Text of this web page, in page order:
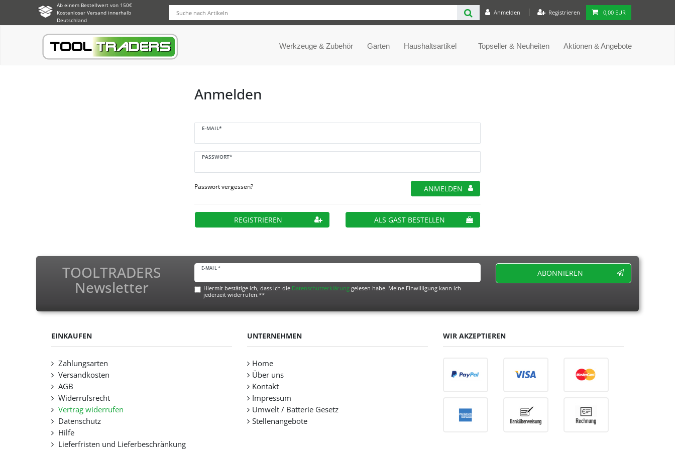
Anmelden Registrieren 0,00 EUR
Ab einem Bestellwert von 150€
Kostenloser Versand innerhalb
Deutschland
Werkzeuge & Zubehör Garten Haushaltsartikel Topseller & Neuheiten Aktionen & Angebote
Anmelden
E-MAIL*
PASSWORT*
Passwort vergessen? ANMELDEN
REGISTRIEREN ALS GAST BESTELLEN
TOOLTRADERS
Newsletter
E-MAIL *
Hiermit bestätige ich, dass ich die Daten­schutz­erklärunggelesen habe. Meine Einwilligung kann ich
jederzeit widerrufen.**
ABONNIEREN
EINKAUFEN
Zahlungsarten
Versandkosten
AGB
Widerrufsrecht
Vertrag widerrufen
Datenschutz
Hilfe
Lieferfristen und Lieferbeschränkung
UNTERNEHMEN
Home
Über uns
Kontakt
Impressum
Umwelt / Batterie Gesetz
Stellenangebote
WIR AKZEPTIEREN